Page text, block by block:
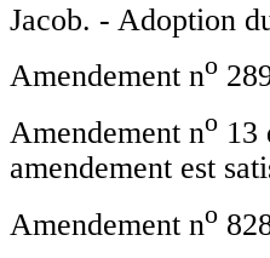
Jacob. - Adoption
Amendement no
Amendement no 13
amendement est
Amendement no